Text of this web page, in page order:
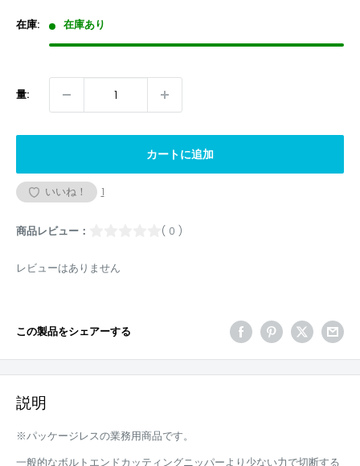
格
在庫: 在庫あり
量:
カートに追加
いいね！ 1
商品レビュー： ( 0 )
レビューはありません
この製品をシェアーする
説明
※パッケージレスの業務用商品です。
一般的なボルトエンドカッティングニッパーより少ない力で切断する